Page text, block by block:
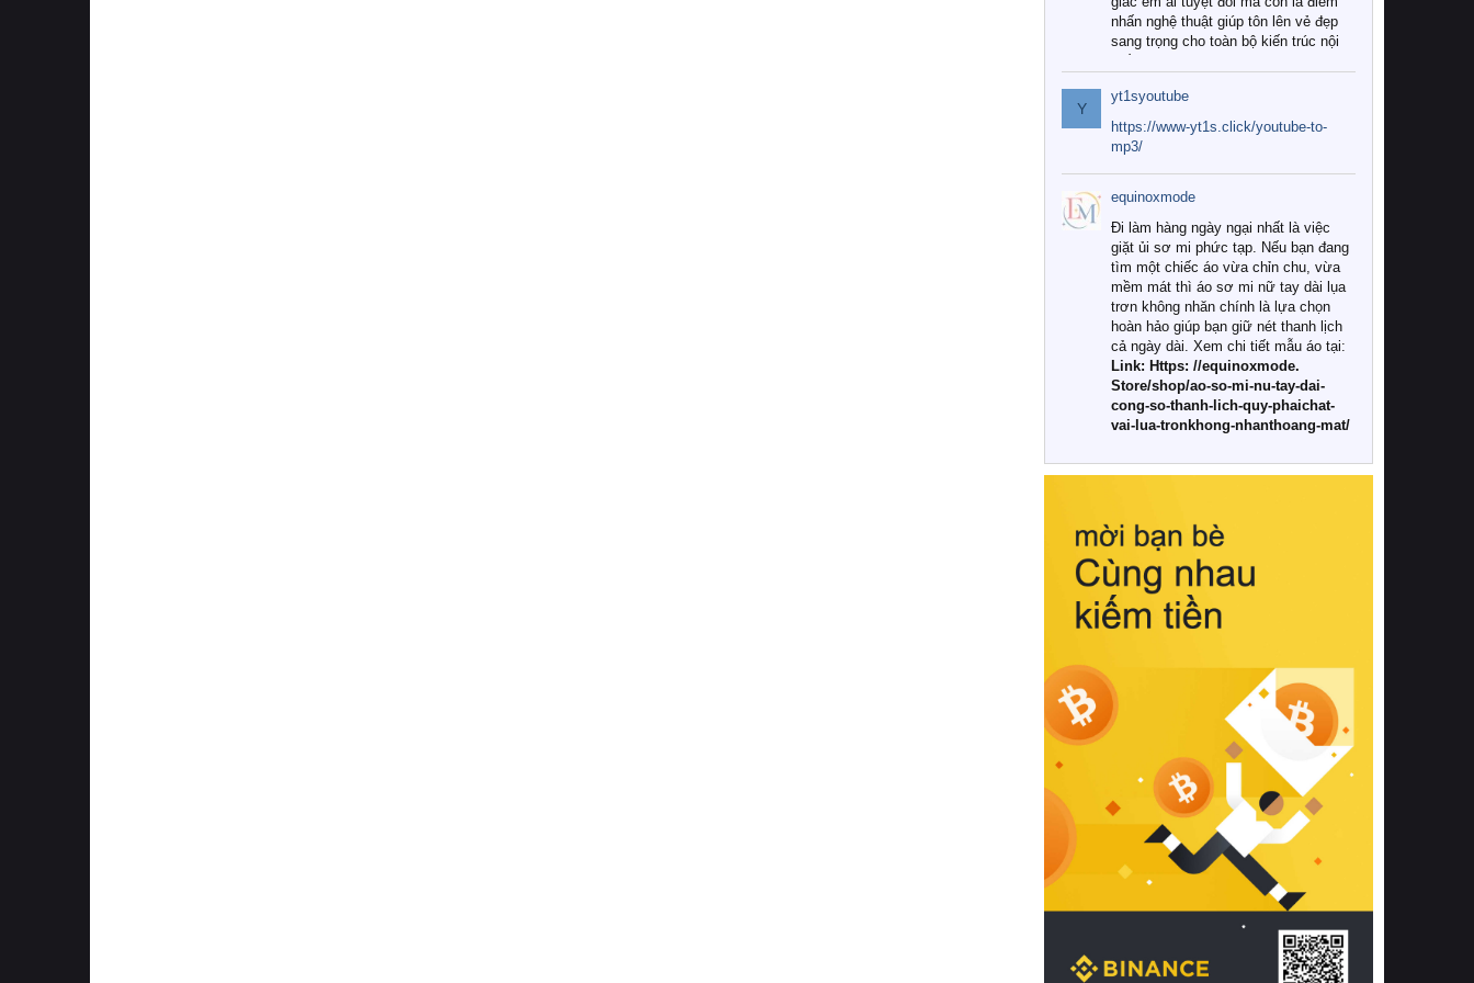
nhấn nghệ thuật giúp tôn lên vẻ đẹp
sang trọng cho toàn bộ kiến trúc nội
Tuy nhiên, giữa thị trường đa dạng
với vô vàn thương hiệu và mẫu mã
như hiện nay, làm thế nào để chọn
được những bộ chăn ga gối đệm cao
cấp thực sự chất lượng, phù hợp với
khí hậu và nhu cầu sử dụng của gia
đình? Hãy cùng chúng tôi đi tìm lời
giải đáp chi tiết qua bài viết dưới đây.
1. Tại sao các gia đình hiện đại lại ưa
chuộng chăn ga gối đệm cao cấp?
Khác với các dòng sản phẩm thông
thường, những bộ chăn ga gối đệm
cao cấp trải qua quy trình sản xuất
nghiêm ngặt từ khâu chọn lọc nguyên
liệu tự nhiên đến công nghệ dệt
nhuộm hiện đại không chứa hóa chất
này, bạn sẽ cảm nhận rõ rệt sự khác
hồi chuẩn xác của phần đệm nâng đỡ
cột sống.
Bên cạnh đó, việc lựa chọn các dòng
sản phẩm đạt chuẩn chất lượng quốc
tế còn giúp ngăn ngừa tình trạng kích
khuẩn và nấm mốc trong điều kiện
thời tiết nóng ẩm. Bạn có thể tìm hiểu
thêm các nghiên cứu khoa học về tác
động của giấc ngủ và môi trường
phòng ngủ đối với sức khỏe con
người tại Sleep Foundation (External
Link) để có cái nhìn toàn diện hơn.
2. Các tiêu chí vàng khi lựa chọn
chăn ga gối đệm cao cấp cho phòng
ngủ
Để sở hữu một bộ chăn ga gối đệm
cao cấp hoàn hảo cả về thẩm mỹ lẫn
công năng, người tiêu dùng cần cân
nhắc kỹ lưỡng các tiêu chí quan trọng
Y
yt1syoutube
https://www-yt1s.click/youtube-to-
mp3/
equinoxmode
Đi làm hàng ngày ngại nhất là việc
giặt ủi sơ mi phức tạp. Nếu bạn đang
tìm một chiếc áo vừa chỉn chu, vừa
mềm mát thì áo sơ mi nữ tay dài lụa
trơn không nhăn chính là lựa chọn
hoàn hảo giúp bạn giữ nét thanh lịch
cả ngày dài. Xem chi tiết mẫu áo tại:
Link: Https: //equinoxmode.
Store/shop/ao-so-mi-nu-tay-dai-
cong-so-thanh-lich-quy-phaichat-
vai-lua-tronkhong-nhanthoang-mat/